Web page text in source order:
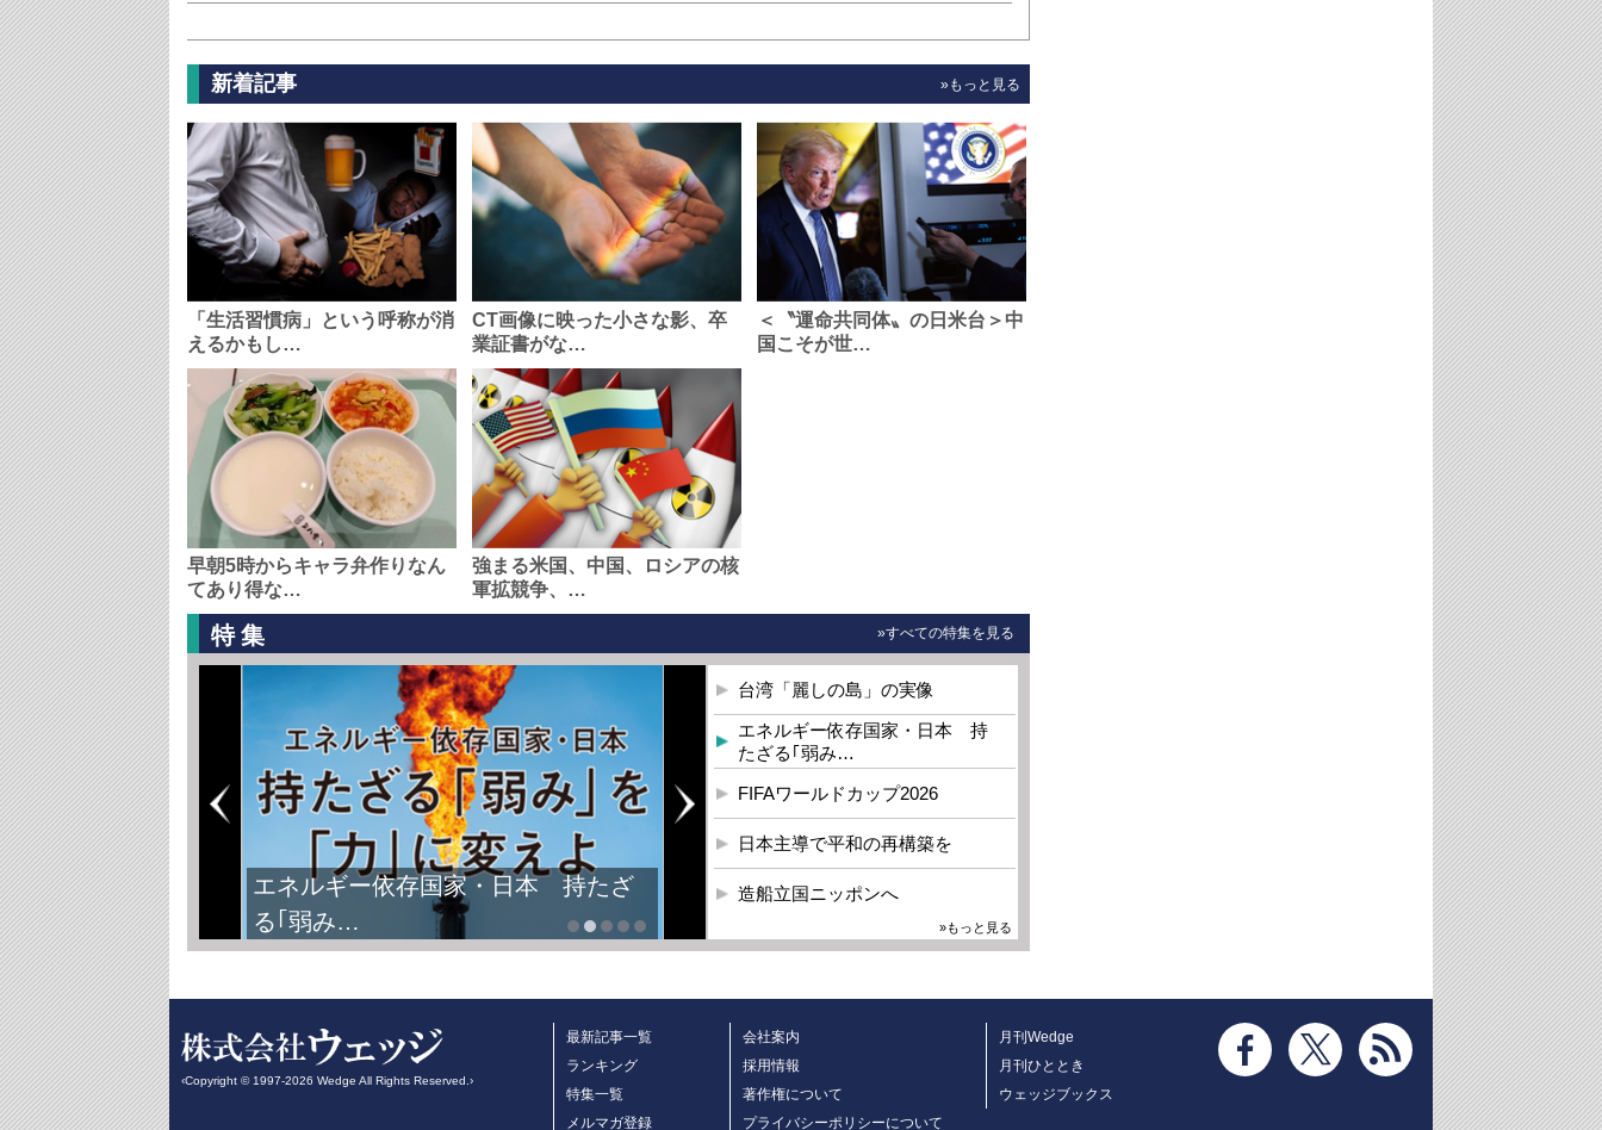
新着記事 »もっと見る
「生活習慣病」という呼称が消
えるかもし…
CT画像に映った小さな影、卒
業証書がな…
＜〝運命共同体〟の日米台＞中
国こそが世…
早朝5時からキャラ弁作りなん
てあり得な…
強まる米国、中国、ロシアの核
軍拡競争、…
特集 »すべての特集を見る
エネルギー依存国家・日本 持たざ
る｢弱み…
台湾「麗しの島」の実像
エネルギー依存国家・日本 持
たざる｢弱み…
FIFAワールドカップ2026
日本主導で平和の再構築を
造船立国ニッポンへ
»もっと見る
‹Copyright © 1997-2026 Wedge All Rights Reserved.›
最新記事一覧
ランキング
特集一覧
メルマガ登録
会社案内
採用情報
著作権について
プライバシーポリシーについて
月刊Wedge
月刊ひととき
ウェッジブックス